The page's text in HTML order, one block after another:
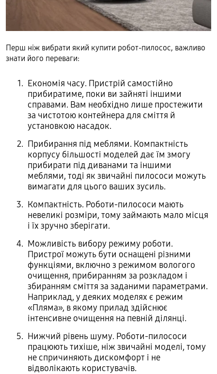
Перш ніж вибрати який купити робот-пилосос, важливо
знати його переваги:
Економія часу. Пристрій самостійно
прибиратиме, поки ви зайняті іншими
справами. Вам необхідно лише простежити
за чистотою контейнера для сміття й
установкою насадок.
Прибирання під меблями. Компактність
корпусу більшості моделей дає їм змогу
прибирати під диванами та іншими
меблями, тоді як звичайні пилососи можуть
вимагати для цього ваших зусиль.
Компактність. Роботи-пилососи мають
невеликі розміри, тому займають мало місця
і їх зручно зберігати.
Можливість вибору режиму роботи.
Пристрої можуть бути оснащені різними
функціями, включно з режимом вологого
очищення, прибиранням за розкладом і
збиранням сміття за заданими параметрами.
Наприклад, у деяких моделях є режим
«Пляма», в якому прилад здійснює
інтенсивне очищення на певній ділянці.
Нижчий рівень шуму. Роботи-пилососи
працюють тихіше, ніж звичайні моделі, тому
не спричиняють дискомфорт і не
відволікають користувачів.